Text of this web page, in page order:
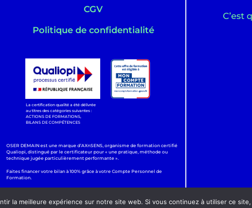
CGV
Politique de confidentialité
La certification qualité a été délivrée
au titres des catégories suivantes :
ACTIONS DE FORMATIONS,
BILANS DE COMPÉTENCES
OSER DEMAIN est une marque d’AXnSENS, organisme de formation certifié
Qualiopi, distingué par le certificateur pour « une pratique, méthode ou
technique jugée particulièrement performante ».
Faites financer votre bilan à 100% grâce à votre Compte Personnel de
Formation.
C’est
la meilleure expérience sur notre site web. Si vous continuez à utiliser ce